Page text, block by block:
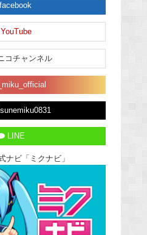
コチャンネル
LINE
ナビ「ミクナビ」